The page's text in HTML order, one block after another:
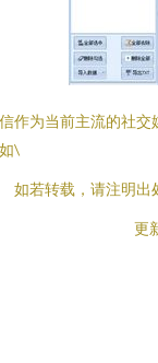
作为当前主流的社
\
如若转载，请注明
更